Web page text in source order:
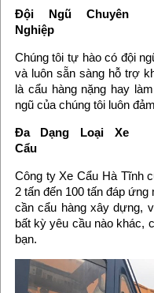
Đội Ngũ Chuyên
Nghiệp
Chúng tôi tự hào có đội
và luôn sẵn sàng hỗ trợ
là cẩu hàng nặng hay
ngũ của chúng tôi luôn
Đa Dạng Loại Xe
Cẩu
Công ty Xe Cẩu Hà Tĩnh
2 tấn đến 100 tấn đáp
cần cẩu hàng xây dựng,
bất kỳ yêu cầu nào khác,
bạn.